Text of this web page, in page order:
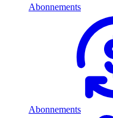
Abonnements
Abonnements